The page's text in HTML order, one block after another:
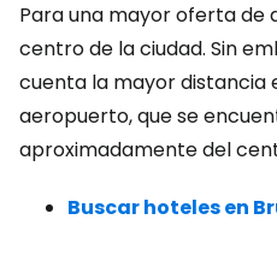
Para una mayor oferta de
centro de la ciudad. Sin
cuenta la mayor distancia
aeropuerto, que se
aproximadamente del
Buscar hoteles en